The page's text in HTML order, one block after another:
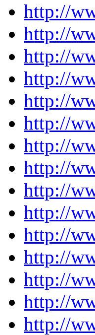
http://
http://
http://
http://
http://
http://
http://
http://
http://
http://
http://
http://
http://
http://
http://